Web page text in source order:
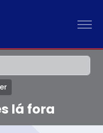
lá fora